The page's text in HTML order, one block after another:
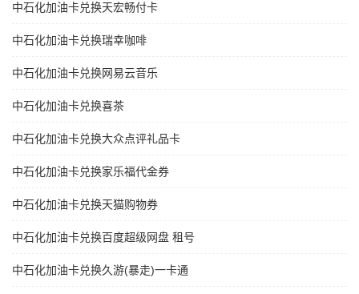
中石化加油卡兑换天宏畅付卡
中石化加油卡兑换瑞幸咖啡
中石化加油卡兑换网易云音乐
中石化加油卡兑换喜茶
中石化加油卡兑换大众点评礼品卡
中石化加油卡兑换家乐福代金券
中石化加油卡兑换天猫购物券
中石化加油卡兑换百度超级网盘 租号
中石化加油卡兑换久游(暴走)一卡通